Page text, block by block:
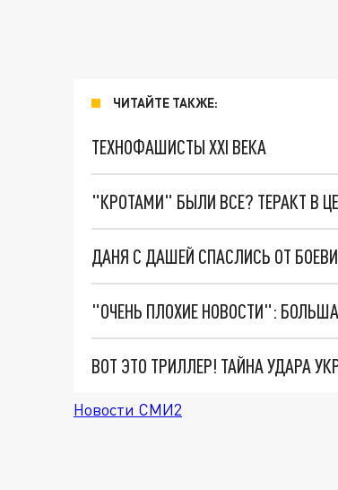
ЧИТАЙТЕ ТАКЖЕ:
ТЕХНОФАШИСТЫ XXI ВЕКА
"КРОТАМИ" БЫЛИ ВСЕ? ТЕРАКТ В
ДАНЯ С ДАШЕЙ СПАСЛИСЬ ОТ
ВОТ ЭТО ТРИЛЛЕР! ТАЙНА УДАРА
Новости СМИ2